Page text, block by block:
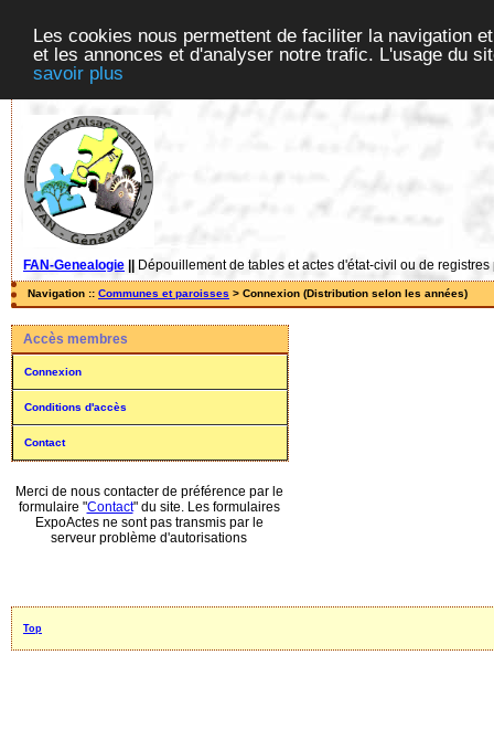
Les cookies nous permettent de faciliter la navigation
et les annonces et d'analyser notre trafic. L'usage du
savoir plus
FAN-Genealogie Dépouillement de tables et actes d'état-civil ou de
Navigation :: Communes et paroisses > Connexion (Distribution selon les années)
Accès membres
Connexion
Conditions d'accès
Contact
Merci de nous contacter de préférence par le
formulaire "Contact" du site. Les formulaires
ExpoActes ne sont pas transmis par le
serveur problème d'autorisations
Top